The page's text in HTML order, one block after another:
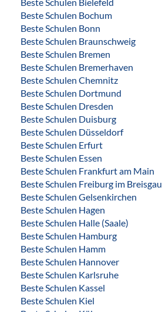
Beste Schulen Bochum
Beste Schulen Bonn
Beste Schulen Braunschweig
Beste Schulen Bremen
Beste Schulen Bremerhaven
Beste Schulen Chemnitz
Beste Schulen Dortmund
Beste Schulen Dresden
Beste Schulen Duisburg
Beste Schulen Düsseldorf
Beste Schulen Erfurt
Beste Schulen Essen
Beste Schulen Frankfurt am Main
Beste Schulen Freiburg im Breisgau
Beste Schulen Gelsenkirchen
Beste Schulen Hagen
Beste Schulen Halle (Saale)
Beste Schulen Hamburg
Beste Schulen Hamm
Beste Schulen Hannover
Beste Schulen Karlsruhe
Beste Schulen Kassel
Beste Schulen Kiel